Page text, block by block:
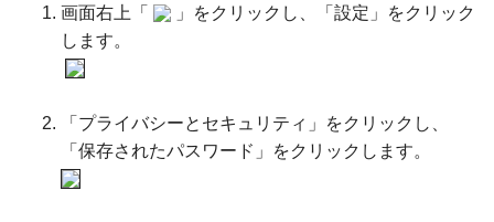
画面右上「
」をクリックし、「設定」をクリック
します。
「プライバシーとセキュリティ」をクリックし、
「保存されたパスワード」をクリックします。